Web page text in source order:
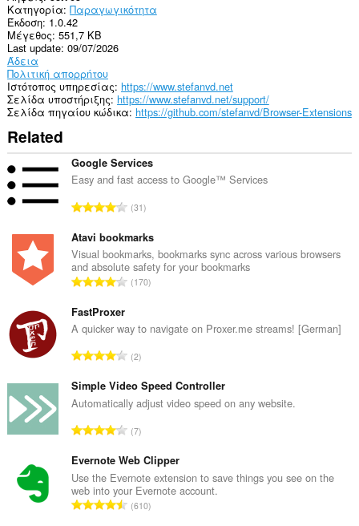
Κατηγορία Παραγωγικότητα
Έκδοση 1.0.42
Μέγεθος 551,7 KB
Last update 09/07/2026
Άδεια
Πολιτική απορρήτου
Ιστότοπος υπηρεσίας https://www.stefanvd.net
Σελίδα υποστήριξης https://www.stefanvd.net/support/
Σελίδα πηγαίου κώδικα https://github.com/stefanvd/Browser-Extensions
Related
Google Services
Easy and fast access to Google™ Services
Σ
ν
ο
λ
ο
θ
μ
ο
λ
ο
γ
ή
ε
ω
ν
:
31
Atavi bookmarks
Visual bookmarks, bookmarks sync across various browsers
and absolute safety for your bookmarks
Σ
ο
ο
α
θ
μ
ο
λ
ο
γ
ή
170
FastProxer
A quicker way to navigate on Proxer.me streams! [German]
Σ
ν
ο
ο
α
θ
μ
ο
2
Simple Video Speed Controller
Automatically adjust video speed on any website.
Σ
ν
ο
λ
ο
7
Evernote Web Clipper
Use the Evernote extension to save things you see on the
web into your Evernote account.
Σ610